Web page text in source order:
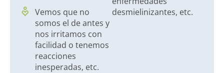
Vemos que no
somos el de antes y
nos irritamos con
facilidad o tenemos
reacciones
inesperadas, etc.
desmielinizantes, etc.